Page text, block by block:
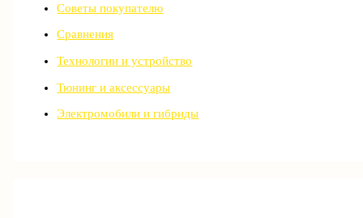
Советы покупателю
Сравнения
Технологии и устройство
Тюнинг и аксессуары
Электромобили и гибриды